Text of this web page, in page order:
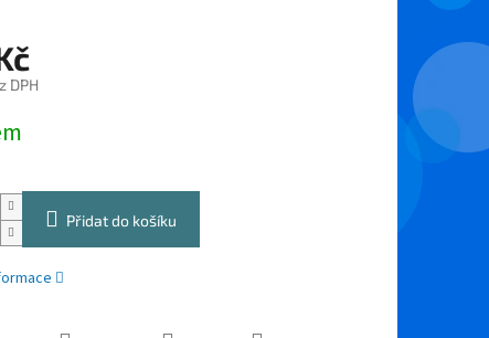
DPH
Přidat do košíku